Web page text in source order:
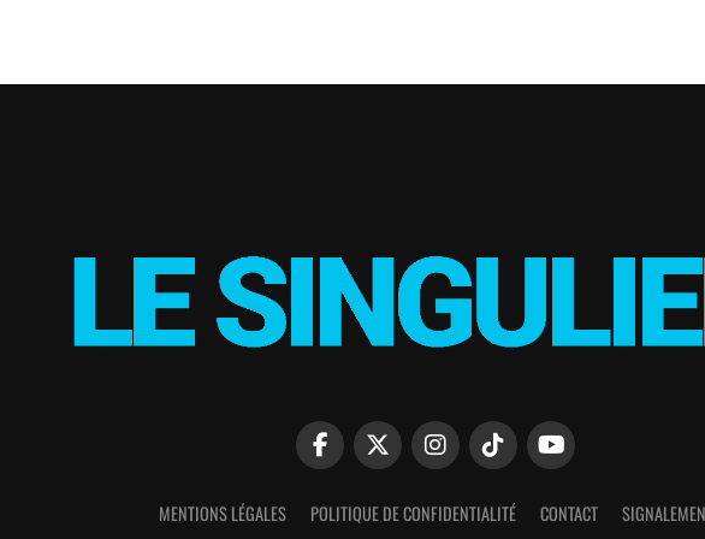
MENTIONS LÉGALES POLITIQUE DE CONFIDENTIALITÉ CONTACT